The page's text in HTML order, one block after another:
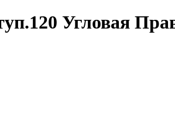
Угловая